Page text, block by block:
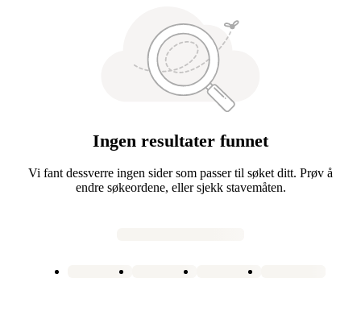
Ingen resultater funnet
Vi fant dessverre ingen sider som passer til søket ditt. Prøv å
endre søkeordene, eller sjekk stavemåten.